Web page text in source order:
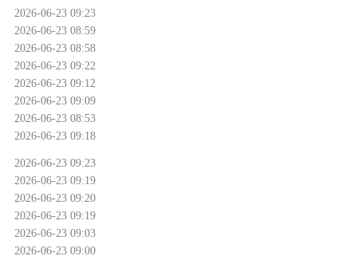
2026-06-23 09:23
2026-06-23 08:59
2026-06-23 08:58
2026-06-23 09:22
2026-06-23 09:12
2026-06-23 09:09
2026-06-23 08:53
2026-06-23 09:18
2026-06-23 09:23
2026-06-23 09:19
2026-06-23 09:20
2026-06-23 09:19
2026-06-23 09:03
2026-06-23 09:00